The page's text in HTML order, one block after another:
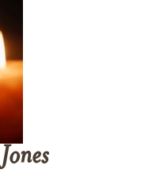
Jones